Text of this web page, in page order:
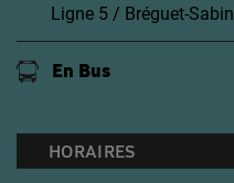
Ligne 5 / Bréguet-Sabin
En Bus
HORAIRES